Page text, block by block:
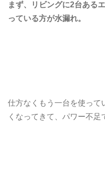
まず、リビングに2台ある
っている方が水漏れ。
仕方なくもう一台を使って
くなってきて、パワー不足